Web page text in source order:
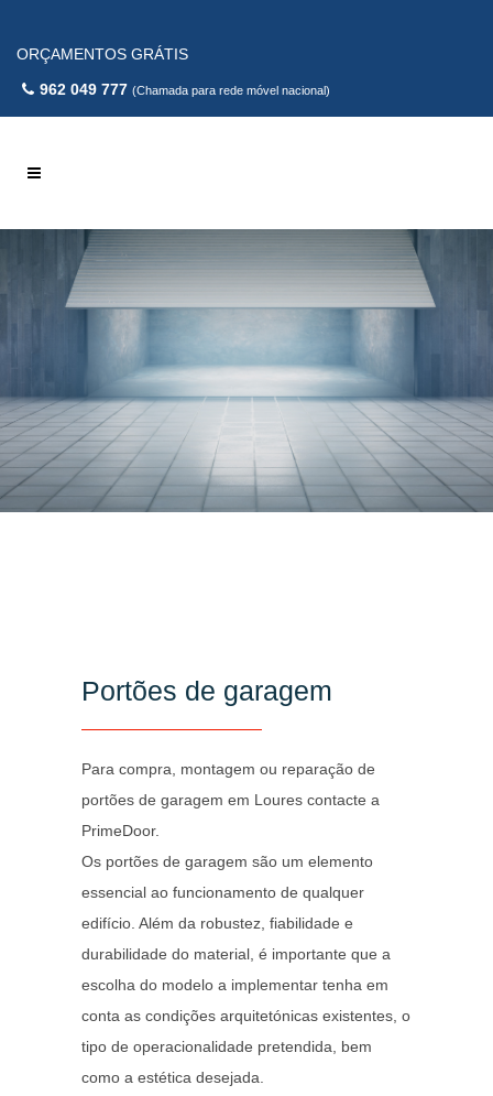
ORÇAMENTOS GRÁTIS
962 049 777 (Chamada para rede móvel nacional)
Portões de garagem
Para compra, montagem ou reparação de
portões de garagem em Loures contacte a
PrimeDoor.
Os portões de garagem são um elemento
essencial ao funcionamento de qualquer
edifício. Além da robustez, fiabilidade e
durabilidade do material, é importante que a
escolha do modelo a implementar tenha em
conta as condições arquitetónicas existentes, o
tipo de operacionalidade pretendida, bem
como a estética desejada.